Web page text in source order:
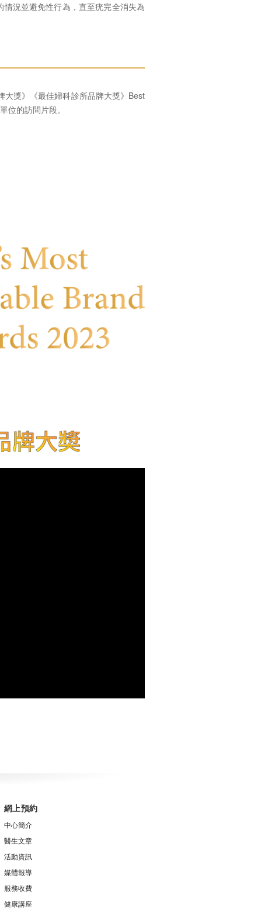
況並避免性行為，直至疣完全消失為
獎》《最佳婦科診所品牌大獎》Best
位的訪問片段。
網上預約
中心簡介
醫生文章
活動資訊
媒體報導
服務收費
健康講座